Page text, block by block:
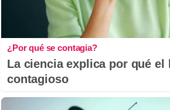
¿Por qué se contagia?
La ciencia explica por qué el
contagioso